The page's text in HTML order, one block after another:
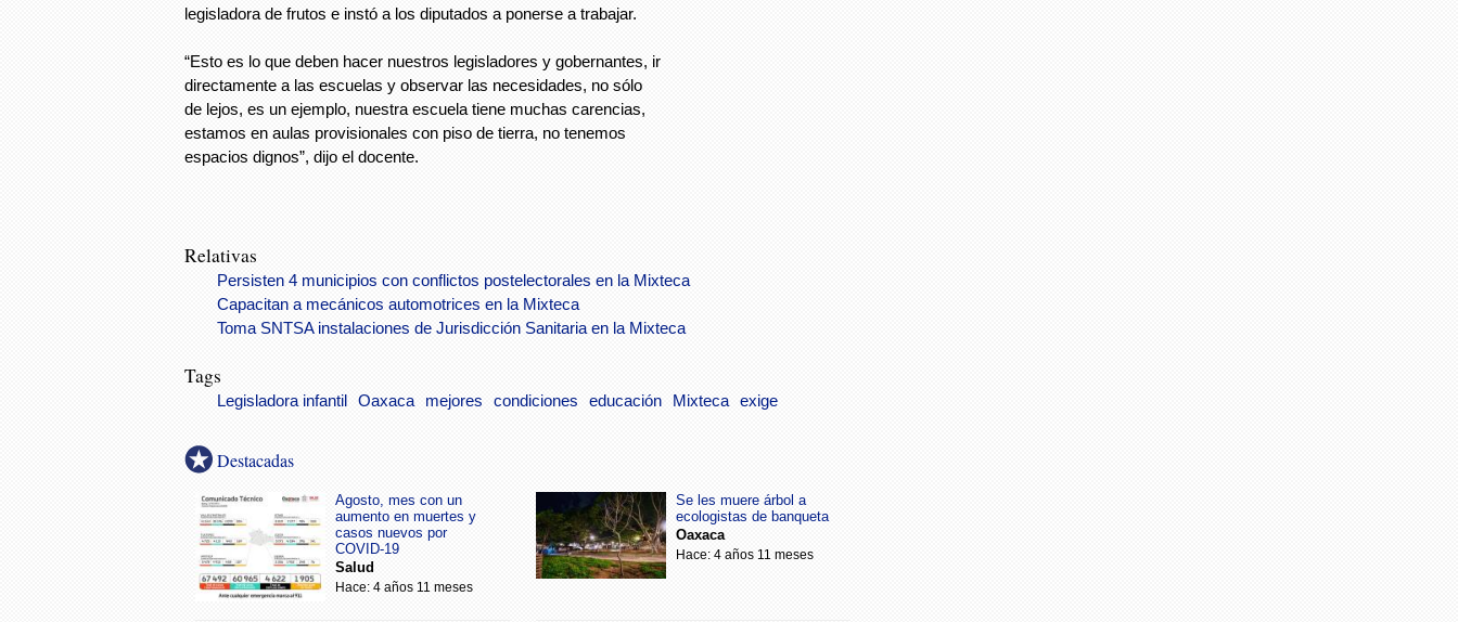
legisladora de frutos e instó a los diputados a ponerse a trabajar.
“Esto es lo que deben hacer nuestros legisladores y gobernantes, ir
directamente a las escuelas y observar las necesidades, no sólo
de lejos, es un ejemplo, nuestra escuela tiene muchas carencias,
estamos en aulas provisionales con piso de tierra, no tenemos
espacios dignos”, dijo el docente.
Relativas
Persisten 4 municipios con conflictos postelectorales en la Mixteca
Capacitan a mecánicos automotrices en la Mixteca
Toma SNTSA instalaciones de Jurisdicción Sanitaria en la Mixteca
Tags
Legisladora infantil Oaxaca mejores condiciones educación Mixteca exige
Destacadas
Agosto, mes con un
aumento en muertes y
casos nuevos por
COVID-19
Salud
Hace: 4 años 11 meses
Se les muere árbol a
ecologistas de banqueta
Oaxaca
Hace: 4 años 11 meses